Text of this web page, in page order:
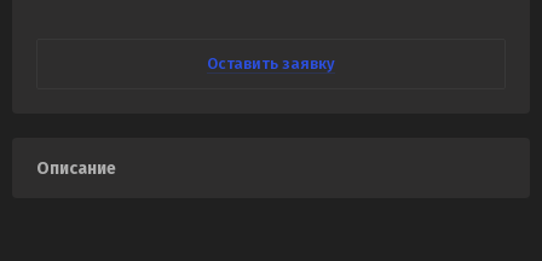
Оставить заявку
Описание